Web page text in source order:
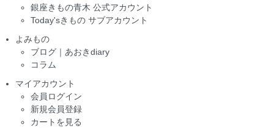
銀座きもの青木 公式アカウント
Today'sきもの サブアカウント
よみもの
ブログ｜あおきdiary
コラム
マイアカウント
会員ログイン
新規会員登録
カートを見る